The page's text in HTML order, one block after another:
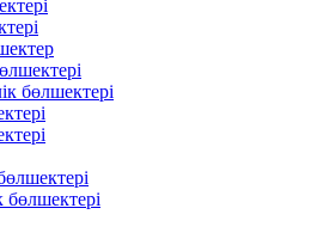
бөлшектері
бөлшектері